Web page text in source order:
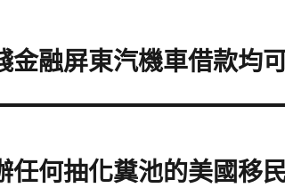
金融屏東汽機車借款均
任何抽化糞池的美國移